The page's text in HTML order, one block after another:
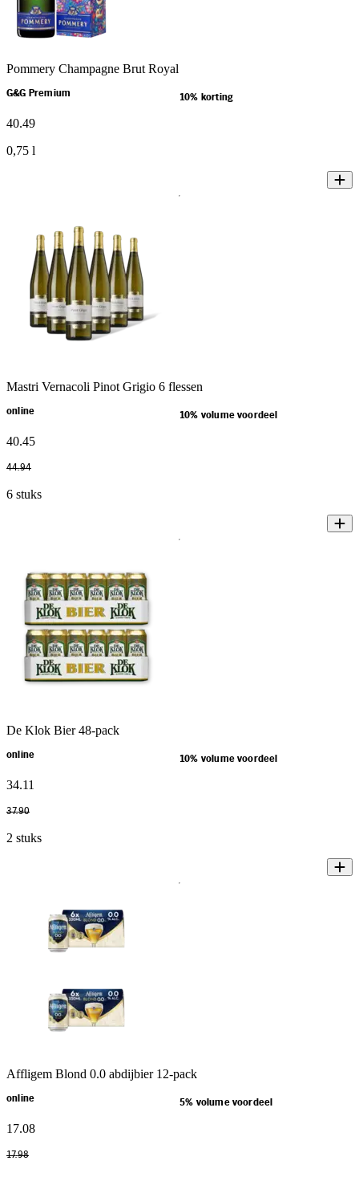
Pommery Champagne Brut Royal
G&G Premium 10% korting
40.49
0,75 l
Mastri Vernacoli Pinot Grigio 6 flessen
online 10% volume voordeel
40.45
44.94
6 stuks
De Klok Bier 48-pack
online 10% volume voordeel
34.11
37.90
2 stuks
Affligem Blond 0.0 abdijbier 12-pack
online 5% volume voordeel
17.08
17.98